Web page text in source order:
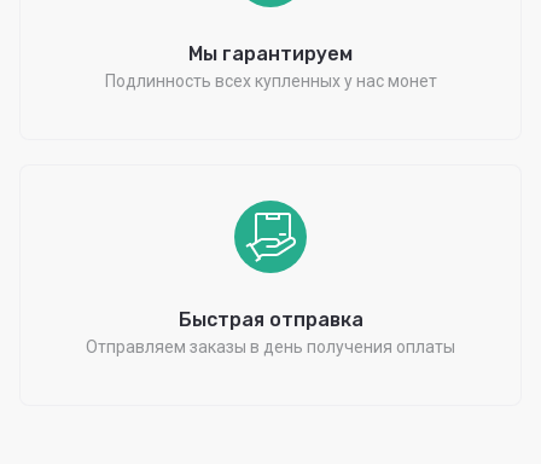
Мы гарантируем
Подлинность всех купленных у нас монет
Быстрая отправка
Отправляем заказы в день получения оплаты